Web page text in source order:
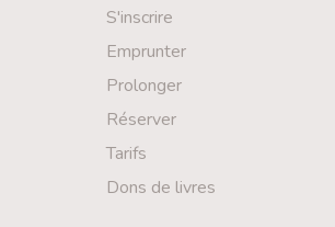
S'inscrire
Emprunter
Prolonger
Réserver
Tarifs
Dons de livres